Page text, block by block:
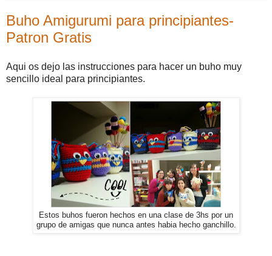
Buho Amigurumi para principiantes-
Patron Gratis
Aqui os dejo las instrucciones para hacer un buho muy
sencillo ideal para principiantes.
Estos buhos fueron hechos en una clase de 3hs por un
grupo de amigas que nunca antes habia hecho ganchillo.